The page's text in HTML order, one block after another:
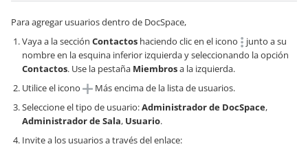
Para agregar usuarios dentro de DocSpace,
Vaya a la sección Contactos haciendo clic en el icono
junto a su
nombre en la esquina inferior izquierda y seleccionando la opción
Contactos. Use la pestaña Miembrosa la izquierda.
Utilice el icono
Más encima de la lista de usuarios.
Seleccione el tipo de usuario:Administrador de DocSpace,
Administrador de Sala, Usuario.
Invite a los usuarios a través del enlace: